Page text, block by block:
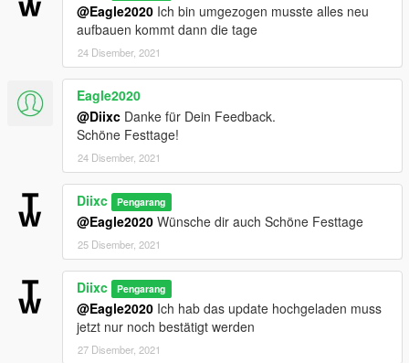
@Eagle2020 Ich bin umgezogen musste alles neu
aufbauen kommt dann die tage
24 Disember, 2021
Eagle2020
@Diixc Danke für Dein Feedback.
Schöne Festtage!
24 Disember, 2021
Diixc Pengarang
@Eagle2020 Wünsche dir auch Schöne Festtage
25 Disember, 2021
Diixc Pengarang
@Eagle2020 Ich hab das update hochgeladen muss
jetzt nur noch bestätigt werden
27 Disember, 2021